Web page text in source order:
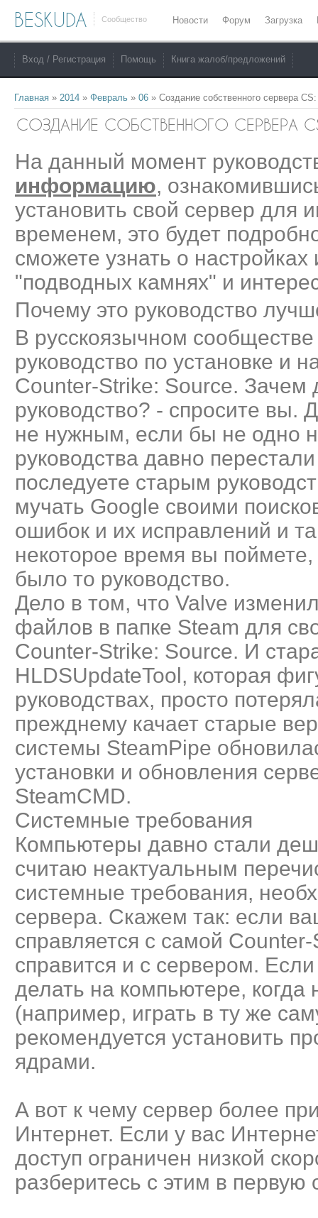
BESKUDA Сообщество Новости Форум Загрузка
Вход / Регистрация Помощь Книга жалоб/предложений
Главная » 2014 » Февраль » 06 » Создание собственного сервера
СОЗДАНИЕ СОБСТВЕННОГО СЕРВЕРА
На данный момент
информацию,
установить свой сервер для
временем, это будет
сможете узнать о
"подводных камнях" и
Почему это руководство
В русскоязычном
руководство по установке и
Counter-Strike: Source. Зачем
руководство? - спросите вы.
не нужным, если бы не одно
руководства давно
последуете старым
мучать Google своими
ошибок и их исправлений и
некоторое время вы
было то руководство.
Дело в том, что Valve
файлов в папке Steam для
Counter-Strike: Source. И
HLDSUpdateTool, которая
руководствах, просто
прежднему качает старые
системы SteamPipe
установки и обновления
SteamCMD.
Системные требования
Компьютеры давно стали
считаю неактуальным
системные требования,
сервера. Скажем так: если
справляется с самой
справится и с сервером.
делать на компьютере,
(например, играть в ту же
рекомендуется установить
ядрами.
А вот к чему сервер более
Интернет. Если у вас
доступ ограничен низкой
разберитесь с этим в первую